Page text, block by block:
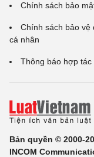
Chính sách bảo
Chính sách bảo vệ
cá nhân
Thông báo hợp tác
Bản quyền © 2000-
INCOM